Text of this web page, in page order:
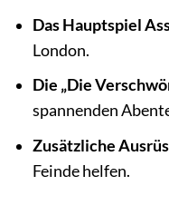
Das Hauptspiel
London.
Die „Die
spannenden
Zusätzliche
Feinde helfen.